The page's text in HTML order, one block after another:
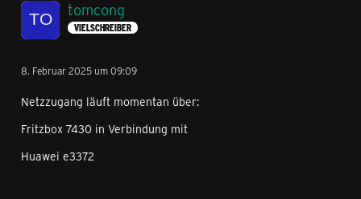
tomcong
VIELSCHREIBER
8. Februar 2025 um 09:09
Netzzugang läuft momentan über:
Fritzbox 7430 in Verbindung mit
Huawei e3372